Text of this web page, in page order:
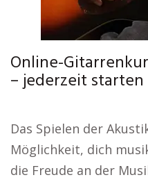
Online-
– jederzeit starten
Das Spielen der
Möglichkeit, dich
die Freude an der